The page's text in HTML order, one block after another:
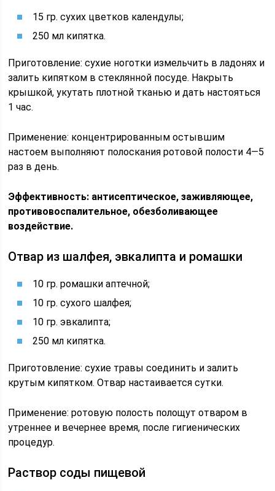
15 гр. сухих цветков календулы;
250 мл кипятка.
Приготовление: сухие ноготки измельчить в ладонях и
залить кипятком в стеклянной посуде. Накрыть
крышкой, укутать плотной тканью и дать настояться
1 час.
Применение: концентрированным остывшим
настоем выполняют полоскания ротовой полости 4—5
раз в день.
Эффективность: антисептическое, заживляющее,
противовоспалительное, обезболивающее
воздействие.
Отвар из шалфея, эвкалипта и ромашки
10 гр. ромашки аптечной;
10 гр. сухого шалфея;
10 гр. эвкалипта;
250 мл кипятка.
Приготовление: сухие травы соединить и залить
крутым кипятком. Отвар настаивается сутки.
Применение: ротовую полость полощут отваром в
утреннее и вечернее время, после гигиенических
процедур.
Раствор соды пищевой